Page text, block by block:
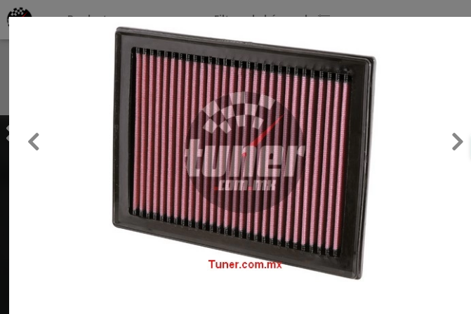
Clients
Productos por marcas Filtros de búsqueda
Previous